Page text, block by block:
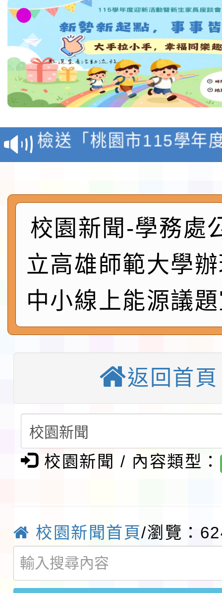
本校115學年度第1學
第3次招考代課鐘點教
告(不再辦理後續甄選)
檢送「桃園市115學年
賽實施要點」1份
本市「115學年度學生
程安排一案
「桃園市補助參觀特色
展演活動實施計畫」
請一案
社團法人中華民國畫廊
026 ART TAIPEI臺北
會」之「藝術教育日」
本校115學年度第1學
第2次招考代課鐘點教
告(採1次公告分次招考)
0 小時業訓練課程
轉知本市體育總會划船
「115年桃園市運動會
錦標賽」海洋艇及
「114-115年度
計畫」公費接種對象擴
115學年度迎新活動暨
會活動流程表
本校115學年度第1學
第3次招考代課鐘點教
告(不再辦理後續甄選)
檢送「桃園市115學年
賽實施要點」1份
本市「115學年度學生
請一案
社團法人中華民國畫廊
026 ART TAIPEI臺北
會」之「藝術教育日」
本校115學年度第1學
第2次招考代課鐘點教
115 年度兒童課後照顧
校園新聞-學務處
立高雄師範大學
中小線上能源議
返回首頁
校園新聞 / 內容類型：
校園新聞首頁/瀏覽：